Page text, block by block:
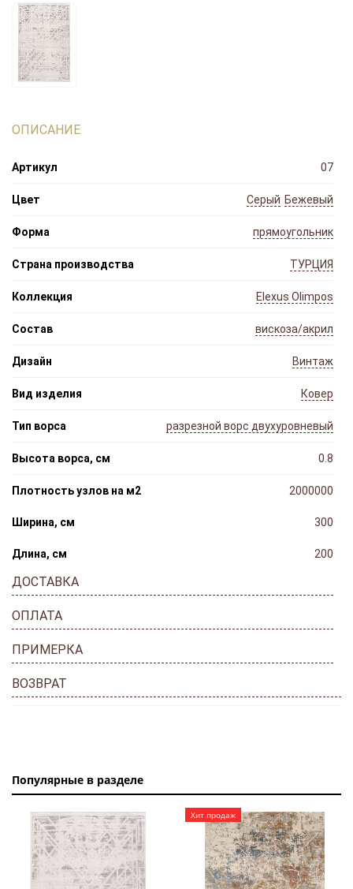
ОПИСАНИЕ
Артикул 07
Цвет Бежевый
Серый
Форма прямоугольник
Страна производства ТУРЦИЯ
Коллекция Elexus Olimpos
Состав вискоза/акрил
Дизайн Винтаж
Вид изделия Ковер
Тип ворса разрезной ворс двухуровневый
Высота ворса, см 0.8
Плотность узлов на м2 2000000
Ширина, cм 300
Длина, cм 200
ДОСТАВКА
ОПЛАТА
ПРИМЕРКА
ВОЗВРАТ
Популярные в разделе
Хит продаж